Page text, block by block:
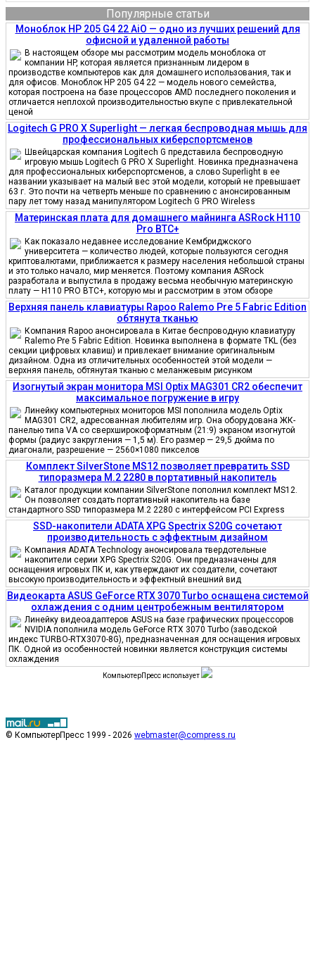
Популярные статьи
Моноблок HP 205 G4 22 AiO — одно из лучших решений для
офисной и удаленной работы
В настоящем обзоре мы рассмотрим модель моноблока от
компании HP, которая является признанным лидером в
производстве компьютеров как для домашнего использования, так и
для офисов. Моноблок HP 205 G4 22 — модель нового семейства,
которая построена на базе процессоров AMD последнего поколения и
отличается неплохой производительностью вкупе с привлекательной
ценой
Logitech G PRO X Superlight — легкая беспроводная мышь для
профессиональных киберспортсменов
Швейцарская компания Logitech G представила беспроводную
игровую мышь Logitech G PRO X Superlight. Новинка предназначена
для профессиональных киберспортсменов, а слово Superlight в ее
названии указывает на малый вес этой модели, который не превышает
63 г. Это почти на четверть меньше по сравнению с анонсированным
пару лет тому назад манипулятором Logitech G PRO Wireless
Материнская плата для домашнего майнинга ASRock H110
Pro BTC+
Как показало недавнее исследование Кембриджского
университета — количество людей, которые пользуются сегодня
криптовалютами, приближается к размеру населения небольшой страны
и это только начало, мир меняется. Поэтому компания ASRock
разработала и выпустила в продажу весьма необычную материнскую
плату — H110 PRO BTC+, которую мы и рассмотрим в этом обзоре
Верхняя панель клавиатуры Rapoo Ralemo Pre 5 Fabric Edition
обтянута тканью
Компания Rapoo анонсировала в Китае беспроводную клавиатуру
Ralemo Pre 5 Fabric Edition. Новинка выполнена в формате TKL (без
секции цифровых клавиш) и привлекает внимание оригинальным
дизайном. Одна из отличительных особенностей этой модели —
верхняя панель, обтянутая тканью с меланжевым рисунком
Изогнутый экран монитора MSI Optix MAG301 CR2 обеспечит
максимальное погружение в игру
Линейку компьютерных мониторов MSI пополнила модель Optix
MAG301 CR2, адресованная любителям игр. Она оборудована ЖК-
панелью типа VA со сверхширокоформатным (21:9) экраном изогнутой
формы (радиус закругления — 1,5 м). Его размер — 29,5 дюйма по
диагонали, разрешение — 2560×1080 пикселов
Комплект SilverStone MS12 позволяет превратить SSD
типоразмера M.2 2280 в портативный накопитель
Каталог продукции компании SilverStone пополнил комплект MS12.
Он позволяет создать портативный накопитель на базе
стандартного SSD типоразмера M.2 2280 с интерфейсом PCI Express
SSD-накопители ADATA XPG Spectrix S20G сочетают
производительность с эффектным дизайном
Компания ADATA Technology анонсировала твердотельные
накопители серии XPG Spectrix S20G. Они предназначены для
оснащения игровых ПК и, как утверждают их создатели, сочетают
высокую производительность и эффектный внешний вид
Видеокарта ASUS GeForce RTX 3070 Turbo оснащена системой
охлаждения с одним центробежным вентилятором
Линейку видеоадаптеров ASUS на базе графических процессоров
NVIDIA пополнила модель GeForce RTX 3070 Turbo (заводской
индекс TURBO-RTX3070-8G), предназначенная для оснащения игровых
ПК. Одной из особенностей новинки является конструкция системы
охлаждения
КомпьютерПресс использует
© КомпьютерПресс 1999 - 2026 webmaster@compress.ru